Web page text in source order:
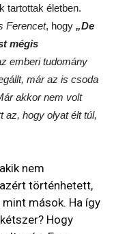
tartottak életben.
Ferencet, hogy „De
mégis
emberi tudomány
már az is csoda
akkor nem volt
az, hogy olyat élt túl,
nem
történhetett,
mások. Ha így
Hogy